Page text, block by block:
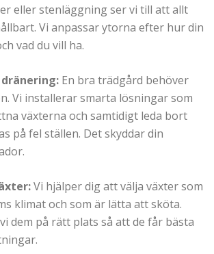
eller stenläggning ser vi till att allt
Vi anpassar ytorna efter hur din
vad du vill ha.
En bra trädgård behöver
Vi installerar smarta lösningar som
växterna och samtidigt leda bort
på fel ställen. Det skyddar din
Vi hjälper dig att välja växter som
klimat och som är lätta att sköta.
dem på rätt plats så att de får bästa